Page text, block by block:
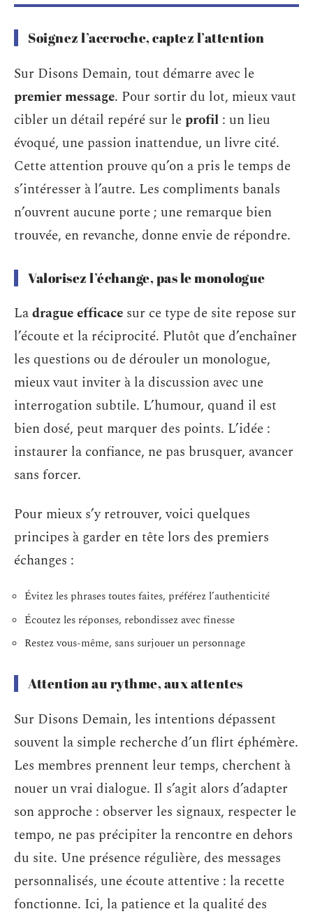
Soignez l’accroche, captez l’attention
Sur Disons Demain, tout démarre avec le
premier message. Pour sortir du lot, mieux vaut
cibler un détail repéré sur leprofil : un lieu
évoqué, une passion inattendue, un livre cité.
Cette attention prouve qu’on a pris le temps de
s’intéresser à l’autre. Les compliments banals
n’ouvrent aucune porte ; une remarque bien
trouvée, en revanche, donne envie de répondre.
Valorisez l’échange, pas le monologue
Ladrague efficace sur ce type de site repose sur
l’écoute et la réciprocité. Plutôt que d’enchaîner
les questions ou de dérouler un monologue,
mieux vaut inviter à la discussion avec une
interrogation subtile. L’humour, quand il est
bien dosé, peut marquer des points. L’idée :
instaurer la confiance, ne pas brusquer, avancer
sans forcer.
Pour mieux s’y retrouver, voici quelques
principes à garder en tête lors des premiers
échanges :
Évitez les phrases toutes faites, préférez l’authenticité
Écoutez les réponses, rebondissez avec finesse
Restez vous-même, sans surjouer un personnage
Attention au rythme, aux attentes
Sur Disons Demain, les intentions dépassent
souvent la simple recherche d’un flirt éphémère.
Les membres prennent leur temps, cherchent à
nouer un vrai dialogue. Il s’agit alors d’adapter
son approche : observer les signaux, respecter le
tempo, ne pas précipiter la rencontre en dehors
du site. Une présence régulière, des messages
personnalisés, une écoute attentive : la recette
fonctionne. Ici, la patience et la qualité des